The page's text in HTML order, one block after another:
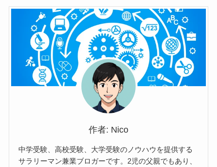
作者: Nico
中学受験、高校受験、大学受験のノウハウを提供する
サラリーマン兼業ブロガーです。2児の父親でもあり、